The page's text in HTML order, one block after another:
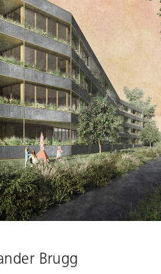
Brugg